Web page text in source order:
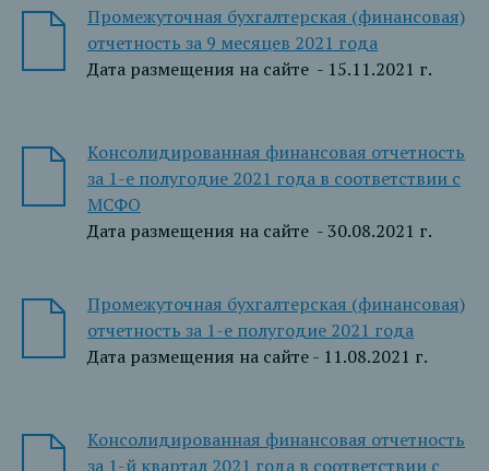
Промежуточная бухгалтерская (финансовая)
отчетность за 9 месяцев 2021 года
Дата размещения на сайте - 15.11.2021 г.
Консолидированная финансовая отчетность
за 1-е полугодие 2021 года в соответствии с
МСФО
Дата размещения на сайте - 30.08.2021 г.
Промежуточная бухгалтерская (финансовая)
отчетность за 1-е полугодие 2021 года
Дата размещения на сайте - 11.08.2021 г.
Консолидированная финансовая отчетность
за 1-й квартал 2021 года в соответствии с